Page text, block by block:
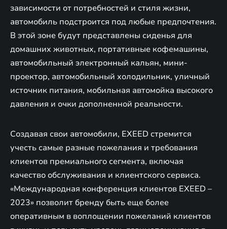
зависимости от потребностей и стиля жизни,
автомобиль подстроится под любые предпочтения.
В этой зоне будут представлены сиденья для
домашних животных, портативные кофемашины,
автомобильный электронный кальян, мини-
проектор, автомобильный холодильник, уличный
источник питания, мобильная автомойка высокого
давления и очки дополненной реальности.
Создавая свои автомобили, EXEED стремится
учесть самые разные пожелания и требования
клиентов премиального сегмента, включая
качество обслуживания и клиентского сервиса.
«Международная конференция клиентов EXEED –
2023» позволит бренду быть еще более
оперативным в воплощении пожеланий клиентов